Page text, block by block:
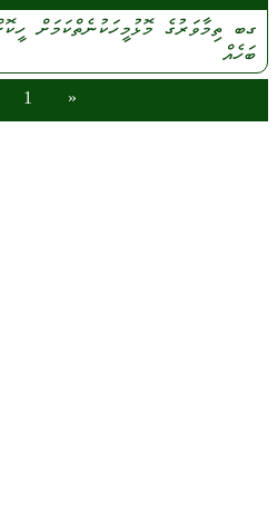
ގބ ތިމާވަރުގެމޮޅުމީހަކުނެތްކަމަށް
ބަހެއް
«
1